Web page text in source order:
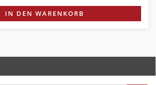
IN DEN WARENKORB